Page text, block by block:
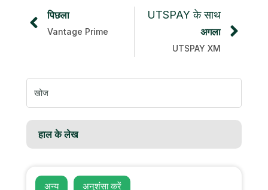
पिछला
Vantage Prime
UTSPAY के साथ
अगला
UTSPAY XM
निम्न
को
खोजें:
हाल के लेख
अन्य अनुशंसा करें